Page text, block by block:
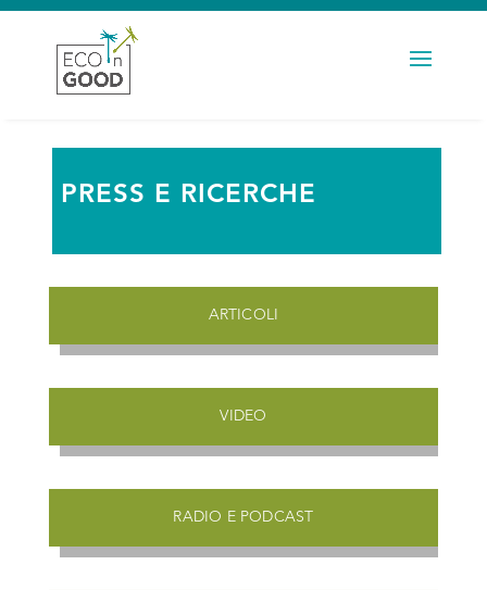
PRESS E RICERCHE
ARTICOLI
VIDEO
RADIO E PODCAST